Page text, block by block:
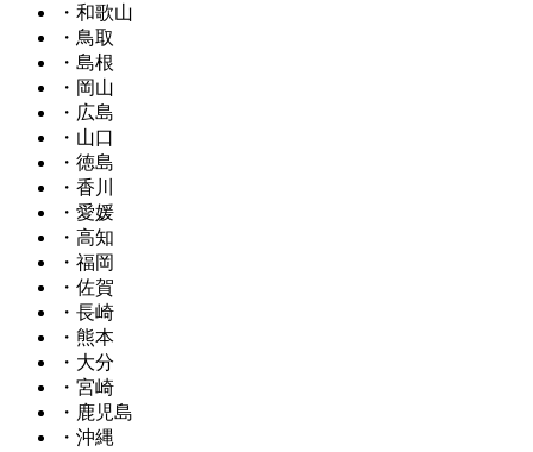
・和歌山
・鳥取
・島根
・岡山
・広島
・山口
・徳島
・香川
・愛媛
・高知
・福岡
・佐賀
・長崎
・熊本
・大分
・宮崎
・鹿児島
・沖縄